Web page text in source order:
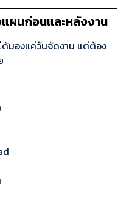
ผนก่อนและหลังงาน
ด้มองแค่วันจัดงาน แต่ต้อง